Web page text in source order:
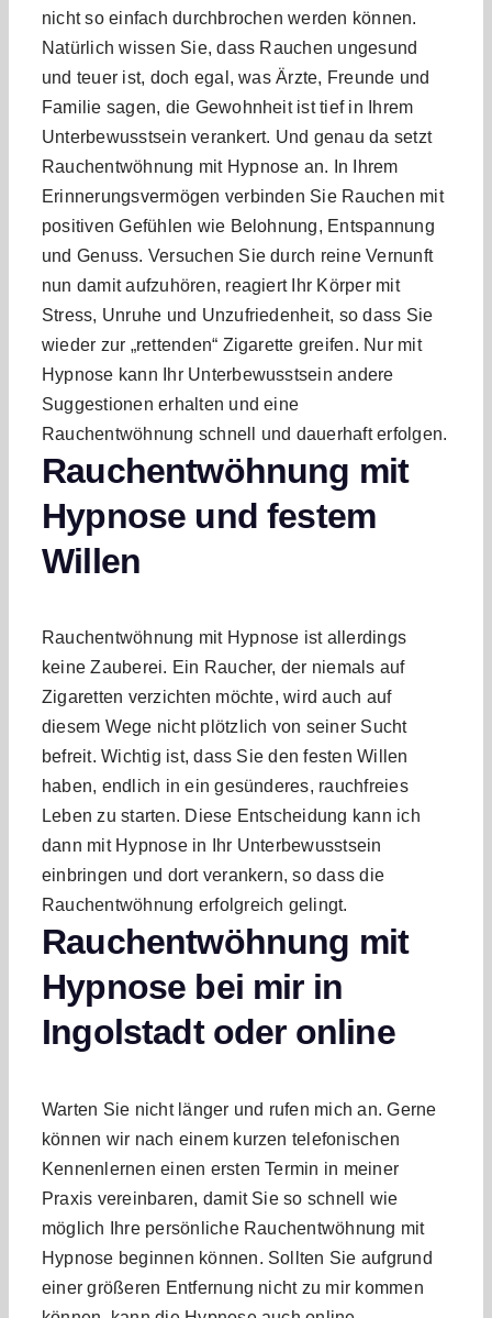
nicht so einfach durchbrochen werden können.
Natürlich wissen Sie, dass Rauchen ungesund
und teuer ist, doch egal, was Ärzte, Freunde und
Familie sagen, die Gewohnheit ist tief in Ihrem
Unterbewusstsein verankert. Und genau da setzt
Rauchentwöhnung mit Hypnose an. In Ihrem
Erinnerungsvermögen verbinden Sie Rauchen mit
positiven Gefühlen wie Belohnung, Entspannung
und Genuss. Versuchen Sie durch reine Vernunft
nun damit aufzuhören, reagiert Ihr Körper mit
Stress, Unruhe und Unzufriedenheit, so dass Sie
wieder zur „rettenden“ Zigarette greifen. Nur mit
Hypnose kann Ihr Unterbewusstsein andere
Suggestionen erhalten und eine
Rauchentwöhnung schnell und dauerhaft erfolgen.
Rauchentwöhnung mit
Hypnose und festem
Willen
Rauchentwöhnung mit Hypnose ist allerdings
keine Zauberei. Ein Raucher, der niemals auf
Zigaretten verzichten möchte, wird auch auf
diesem Wege nicht plötzlich von seiner Sucht
befreit. Wichtig ist, dass Sie den festen Willen
haben, endlich in ein gesünderes, rauchfreies
Leben zu starten. Diese Entscheidung kann ich
dann mit Hypnose in Ihr Unterbewusstsein
einbringen und dort verankern, so dass die
Rauchentwöhnung erfolgreich gelingt.
Rauchentwöhnung mit
Hypnose bei mir in
Ingolstadt oder online
Warten Sie nicht länger und rufen mich an. Gerne
können wir nach einem kurzen telefonischen
Kennenlernen einen ersten Termin in meiner
Praxis vereinbaren, damit Sie so schnell wie
möglich Ihre persönliche Rauchentwöhnung mit
Hypnose beginnen können. Sollten Sie aufgrund
einer größeren Entfernung nicht zu mir kommen